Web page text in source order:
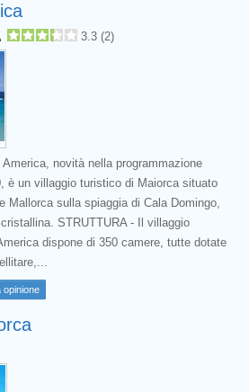
3.3 (2)
novità nella programmazione
è un villaggio turistico di Maiorca situato
Mallorca sulla spiaggia di Cala Domingo,
STRUTTURA - Il villaggio
dispone di 350 camere, tutte dotate
opinione